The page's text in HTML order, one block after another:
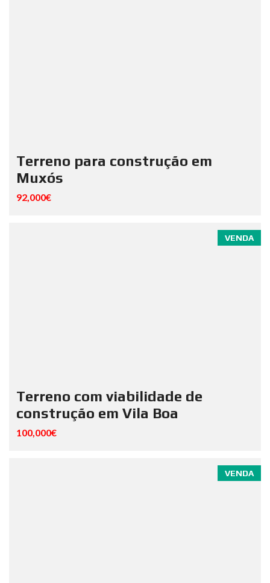
Terreno para construção em
Muxós
92,000€
VENDA
Terreno com viabilidade de
construção em Vila Boa
100,000€
VENDA